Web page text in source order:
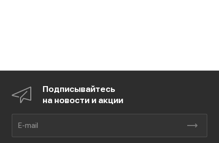
Подписывайтесь
на новости и акции